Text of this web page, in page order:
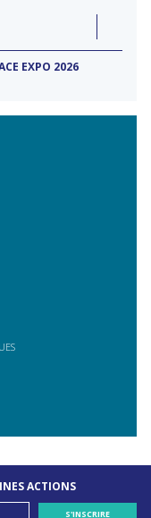
EXPO 2026
ACTIONS